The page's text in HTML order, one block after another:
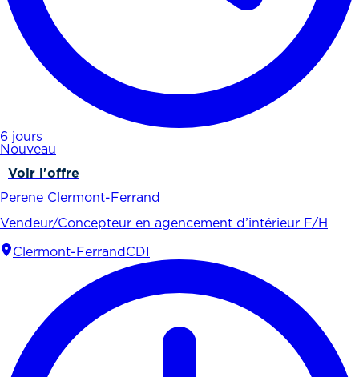
6 jours
Nouveau
Voir l'offre
Perene Clermont-Ferrand
Vendeur/Concepteur en agencement d’intérieur F/H
Clermont-Ferrand CDI